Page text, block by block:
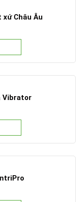
Châu Âu
Vibrator